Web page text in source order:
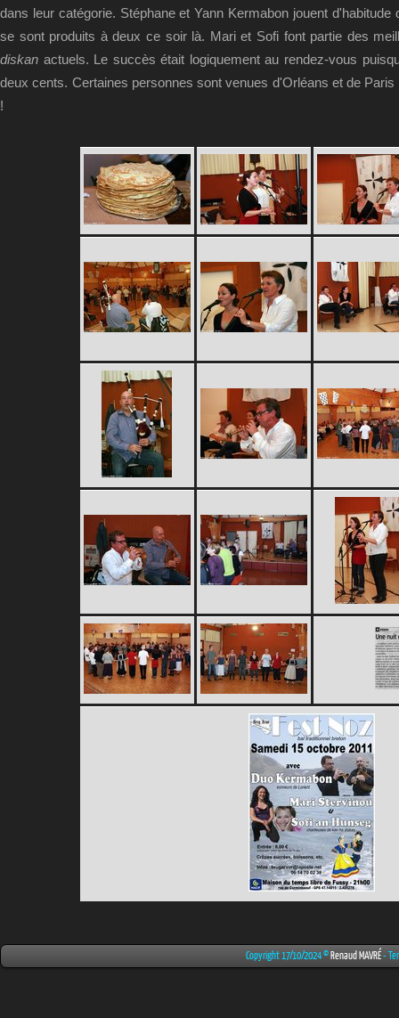
dans leur catégorie. Stéphane et Yann Kermabon jouent
se sont produits à deux ce soir là. Mari et Sofi font partie des
diskan actuels. Le succès était logiquement au rendez-vous
deux cents. Certaines personnes sont venues d'Orléans et de
!
Copyright 17/10/2024 ©Renaud MAVRÉ-